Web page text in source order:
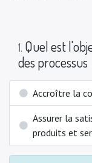
1. Quel est
des processus
Accroître la
Assurer la
produits et